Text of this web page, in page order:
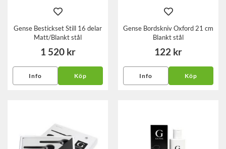
Gense Bestickset Still 16 delar
Matt/Blankt stål
1 520 kr
Info Köp
Gense Bordskniv Oxford 21 cm
Blankt stål
122 kr
Info Köp